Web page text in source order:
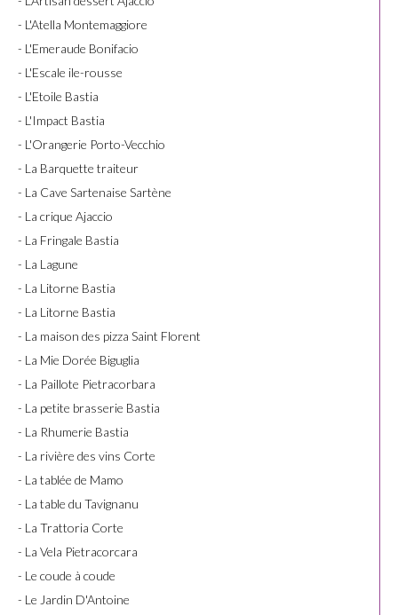
- L'Atella Montemaggiore
- L'Emeraude Bonifacio
- L'Escale ile-rousse
- L'Etoile Bastia
- L'Impact Bastia
- L'Orangerie Porto-Vecchio
- La Barquette traiteur
- La Cave Sartenaise Sartène
- La crique Ajaccio
- La Fringale Bastia
- La Lagune
- La Litorne Bastia
- La Litorne Bastia
- La maison des pizza Saint Florent
- La Mie Dorée Biguglia
- La Paillote Pietracorbara
- La petite brasserie Bastia
- La Rhumerie Bastia
- La rivière des vins Corte
- La tablée de Mamo
- La table du Tavignanu
- La Trattoria Corte
- La Vela Pietracorcara
- Le coude à coude
- Le Jardin D'Antoine